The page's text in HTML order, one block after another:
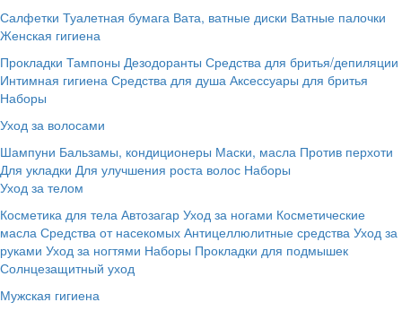
Салфетки Туалетная бумага Вата, ватные диски Ватные палочки
Женская гигиена
Прокладки Тампоны Дезодоранты Средства для бритья/депиляции
Интимная гигиена Средства для душа Аксессуары для бритья
Наборы
Уход за волосами
Шампуни Бальзамы, кондиционеры Маски, масла Против перхоти
Для укладки Для улучшения роста волос Наборы
Уход за телом
Косметика для тела Автозагар Уход за ногами Косметические
масла Средства от насекомых Антицеллюлитные средства Уход за
руками Уход за ногтями Наборы Прокладки для подмышек
Солнцезащитный уход
Мужская гигиена